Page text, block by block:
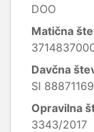
DOO
Matična
Davčna
SI 88871169
Opravilna
3343/2017